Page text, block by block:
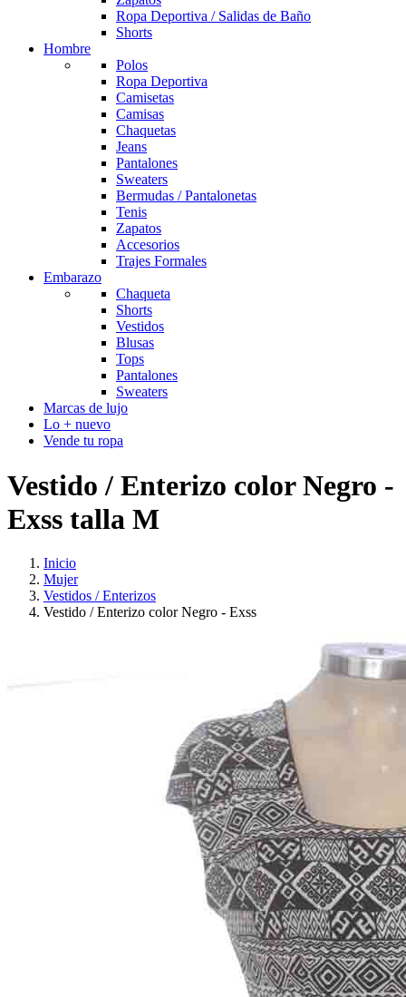
Ropa Deportiva / Salidas de Baño
Shorts
Hombre
Polos
Ropa Deportiva
Camisetas
Camisas
Chaquetas
Jeans
Pantalones
Sweaters
Bermudas / Pantalonetas
Tenis
Zapatos
Accesorios
Trajes Formales
Embarazo
Chaqueta
Shorts
Vestidos
Blusas
Tops
Pantalones
Sweaters
Marcas de lujo
Lo + nuevo
Vende tu ropa
Vestido / Enterizo color Negro -
Exss talla M
Inicio
Mujer
Vestidos / Enterizos
Vestido / Enterizo color Negro - Exss